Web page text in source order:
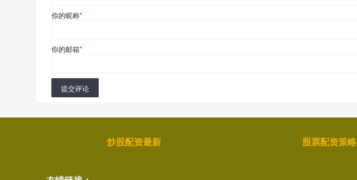
你的昵称*
你的邮箱*
提交评论
炒股配资最新 股票配资策略